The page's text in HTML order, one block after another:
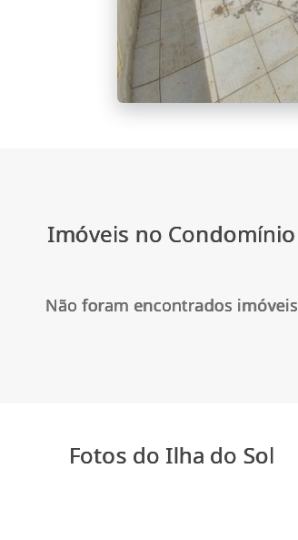
Imóveis no Condomínio
Não foram encontrados imóveis
Fotos do Ilha do Sol